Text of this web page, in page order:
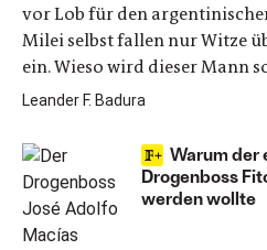
vor Lob für den
Milei selbst fallen nur Witze
ein. Wieso wird dieser Mann
Leander F. Badura
Warum der
Drogenboss
werden wollte